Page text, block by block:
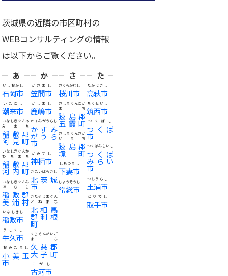
茨城県の近隣の市区町村の
WEBコンサルティングの情報
は以下からご覧ください。
あ
石岡市
いしおかし
潮来市
いたこし
稲敷郡
阿見町
いなしきぐんあ
みまち
稲敷郡
河内町
いなしきぐんか
わちまち
稲敷郡
美浦村
いなしきぐんみ
ほむら
稲敷市
いなしきし
牛久市
うしくし
小美玉
市
おみたまし
か
笠間市
かさまし
鹿嶋市
かしまし
かすみ
がうら
市
かすみがうらし
神栖市
かみすし
北茨城
市
きたいばらきし
北相馬
郡利根
町
きたそうまぐん
とねまち
久慈郡
大子町
くじぐんだいご
まち
古河市
こがし
さ
桜川市
さくらがわし
猿島郡
五霞町
さしまぐんごか
まち
猿島郡
境町
さしまぐんさか
いまち
下妻市
しもつまし
常総市
じょうそうし
た
高萩市
たかはぎし
筑西市
ちくせいし
つくば
市
つくばし
つくば
みらい
市
つくばみらいし
土浦市
つちうらし
取手市
とりでし